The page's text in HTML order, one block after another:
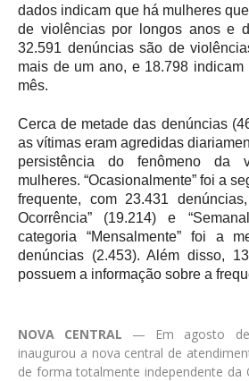
dados indicam que há mulheres
de violências por longos anos e
32.591 denúncias são de
mais de um ano, e 18.798
mês.
Cerca de metade das denúncias
as vítimas eram agredidas
persistência do fenômeno da
mulheres. “Ocasionalmente” foi a
frequente, com 23.431
Ocorrência” (19.214) e
categoria “Mensalmente” foi a
denúncias (2.453). Além disso,
possuem a informação sobre a
NOVA CENTRAL — Em agosto
inaugurou a nova central de
de forma totalmente independente da